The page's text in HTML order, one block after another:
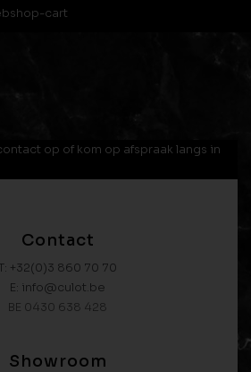
cart
op of kom op afspraak langs in
Contact
+32(0)3 860 70 70
E: info@culot.be
BE 0430 638 428
Showroom